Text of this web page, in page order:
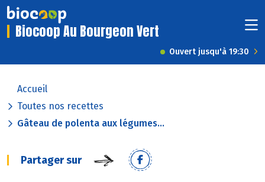
Biocoop Au Bourgeon Vert
Ouvert jusqu'à 19:30
Accueil
Toutes nos recettes
Gâteau de polenta aux légumes...
Partager sur